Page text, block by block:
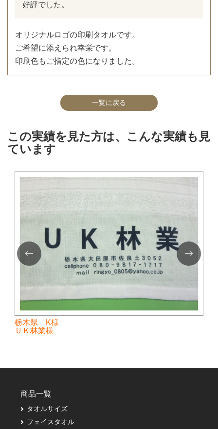
好評でした。
オリジナルロゴの印刷タオルです。
ご希望に添えられ幸栄です。
印刷色もご指定の色になりました。
一覧に戻る
この実績を見た方は、こんな実績も見
ています
栃木県 K様
ＵＫ林業様
商品一覧
タオルサイズ
フェイスタオル